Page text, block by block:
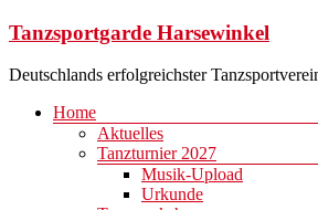
Zum
springen
Tanzsportgarde Harsewinkel
Deutschlands erfolgreichster
Menü
Home
Aktuelles
Tanzturnier 2027
Musik-Upload
Urkunde